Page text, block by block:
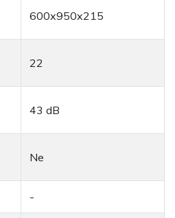
600x950x215
22
43 dB
Ne
-